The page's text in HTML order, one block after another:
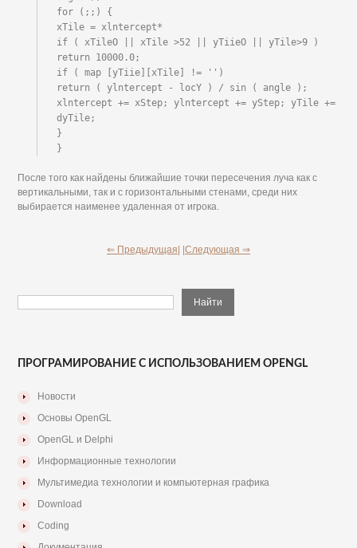
for (;;) {
xTile = xlntercept*
if ( xTileO || xTile >52 || yTiieO || yTile>9 )
return 10000.0;
if ( map [yTiie][xTile] != '')
return ( ylntercept - locY ) / sin ( angle );
xlntercept += xStep; ylntercept += yStep; yTile +=
dyTile;
}
}
После того как найдены ближайшие точки пересечения луча как с
вертикальными, так и с горизонтальными стенами, среди них
выбирается наименее удаленная от игрока.
⇐ Предыдущая| |Следующая ⇒
ПРОГРАМИРОВАНИЕ С ИСПОЛЬЗОВАНИЕМ OPENGL
Новости
Основы OpenGL
OpenGL и Delphi
Информационные технологии
Мультимедиа технологии и компьютерная графика
Download
Coding